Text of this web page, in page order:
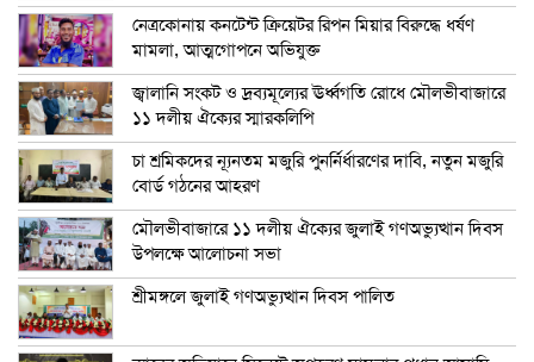
নেত্রকোনায় কনটেন্ট ক্রিয়েটর রিপন মিয়ার বিরুদ্ধে ধর্ষণ
মামলা, আত্মগোপনে অভিযুক্ত
জ্বালানি সংকট ও দ্রব্যমূল্যের ঊর্ধ্বগতি রোধে মৌলভীবাজারে
১১ দলীয় ঐক্যের স্মারকলিপি
চা শ্রমিকদের ন্যূনতম মজুরি পুনর্নির্ধারণের দাবি, নতুন মজুরি
বোর্ড গঠনের আহরণ
মৌলভীবাজারে ১১ দলীয় ঐক্যের জুলাই গণঅভ্যুত্থান দিবস
উপলক্ষে আলোচনা সভা
শ্রীমঙ্গলে জুলাই গণঅভ্যুত্থান দিবস পালিত